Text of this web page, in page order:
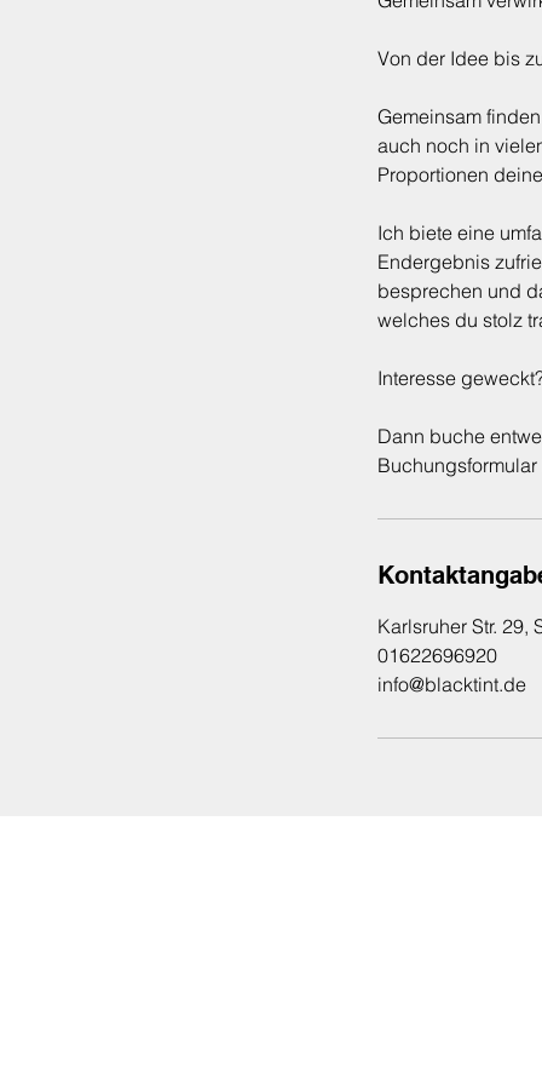
Von der Idee bis
Gemeinsam
auch noch in
Proportionen
Ich biete eine
Endergebnis
besprechen und
welches du stolz
Interesse
Dann buche
Karlsruher Str. 29,
01622696920
info@blacktint.de